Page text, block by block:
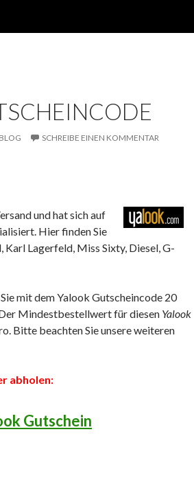
SCHREIBE EINEN KOMMENTAR
und hat sich auf
Hier finden Sie
Lagerfeld, Miss Sixty, Diesel, G-
mit dem Yalook Gutscheincode 20
Mindestbestellwert für diesen Yalook
Bitte beachten Sie unsere weiteren
abholen:
Gutschein